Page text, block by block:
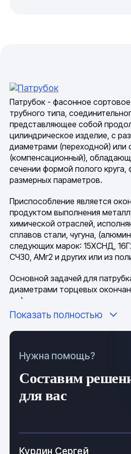
Патрубок - фасонное
трубного типа,
представляющее собой
цилиндрическое изделие, с
диаметрами (переходной) или
(компенсационный),
сечении формой полого круга,
размерных параметров.
Приспособление является
продуктом выполнения
химической отраслей,
сплавов стали, чугуна,
следующих марок: 15ХСНД,
СЧ30, АМг2 и других или из
Основной задачей для
диаметрами торцевых
мм) есть герметичное
размеров в коммуникационных
торцов (компенсационный) -
термического влияния (жара,
При задействовании
условиях повышенной
среды, они подвергаются
Патрубок, общие
Показать полностью
Нужна помощь?
Составим
для вас
Курдин Сергей